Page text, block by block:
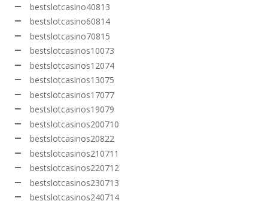
bestslotcasino40813
bestslotcasino60814
bestslotcasino70815
bestslotcasinos10073
bestslotcasinos12074
bestslotcasinos13075
bestslotcasinos17077
bestslotcasinos19079
bestslotcasinos200710
bestslotcasinos20822
bestslotcasinos210711
bestslotcasinos220712
bestslotcasinos230713
bestslotcasinos240714